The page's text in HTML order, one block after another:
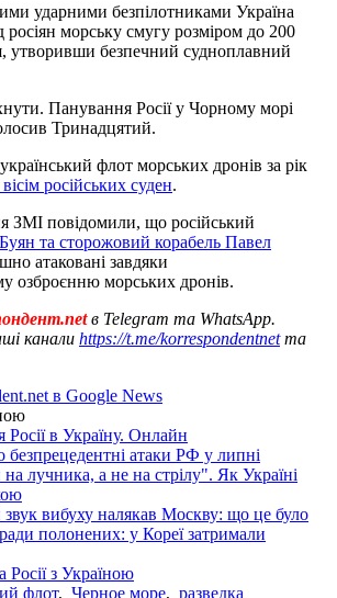
ударними безпілотниками Україна
росіян морську смугу розміром до 200
утворивши безпечний судноплавний
Панування Росії у Чорному морі
Тринадцятий.
флот морських дронів за рік
російських суден.
ЗМІ повідомили, що російський
Буян та сторожовий корабель Павел
атаковані завдяки
озброєнню морських дронів.
в Telegram та WhatsApp.
канали https://t.me/korrespondentnetта
в Google News
Росії в Україну. Онлайн
атаки РФ у липні
лучника, а не на стрілу". Як Україні
звук вибуху налякав Москву: що це було
полонених: у Кореї затримали
Росії з Україною
флот, Черное море, разведка